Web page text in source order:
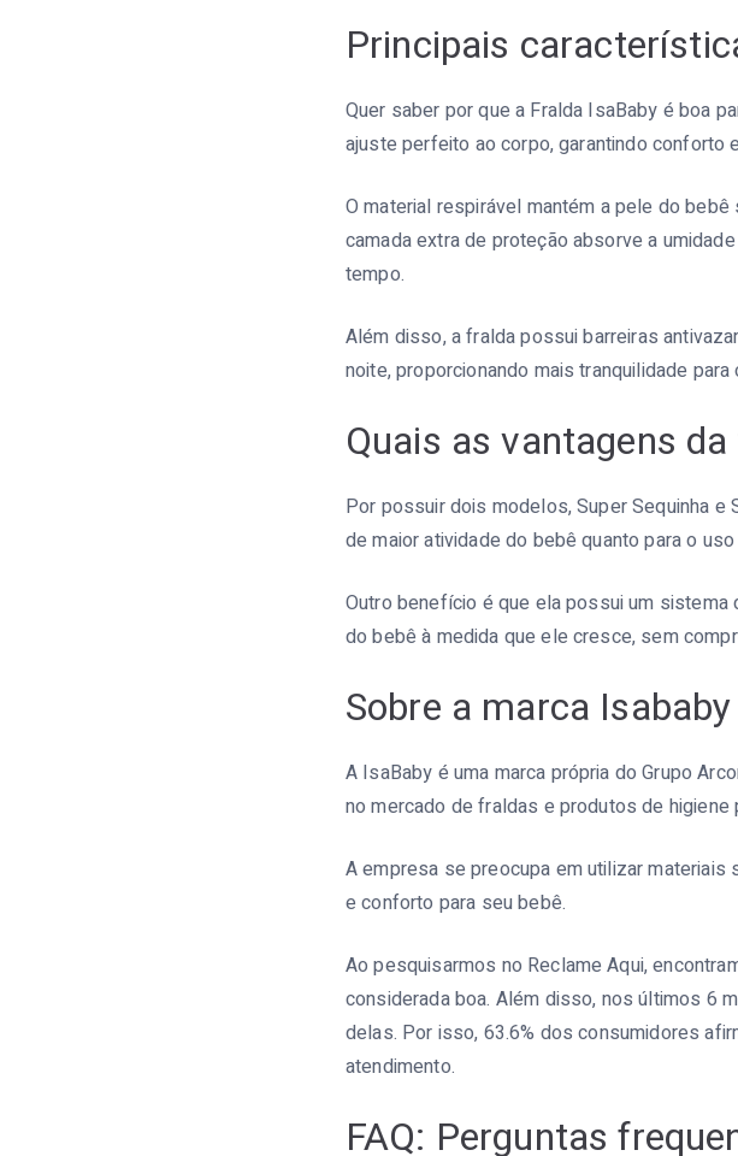
Principais
Quer saber por que a Fralda IsaBaby é boa
ajuste perfeito ao corpo, garantindo conforto
O material respirável mantém a pele do
camada extra de proteção absorve a
tempo.
Além disso, a fralda possui barreiras
noite, proporcionando mais tranquilidade para
Quais as vantagens
Por possuir dois modelos, Super Sequinha
de maior atividade do bebê quanto para o uso
Outro benefício é que ela possui um
do bebê à medida que ele cresce, sem
Sobre a marca Isababy
A IsaBaby é uma marca própria do Grupo
no mercado de fraldas e produtos de higiene
A empresa se preocupa em utilizar materiais
e conforto para seu bebê.
Ao pesquisarmos no Reclame Aqui,
considerada boa. Além disso, nos últimos 6
delas. Por isso, 63.6% dos consumidores
atendimento.
FAQ: Perguntas